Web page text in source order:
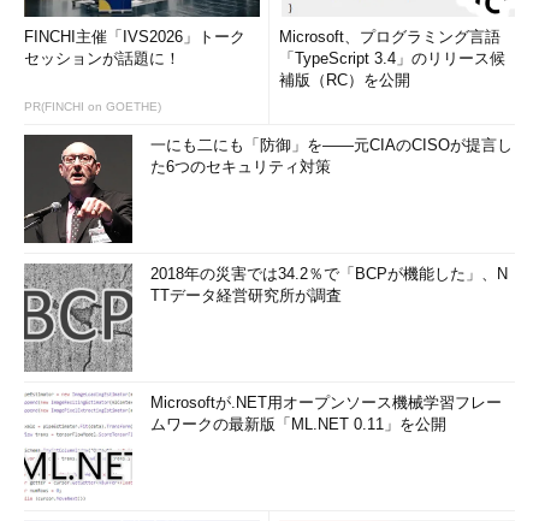
FINCHI主催「IVS2026」トーク
セッションが話題に！
PR(FINCHI on GOETHE)
Microsoft、プログラミング言語
「TypeScript 3.4」のリリース候
補版（RC）を公開
一にも二にも「防御」を――元CIAのCISOが提言し
た6つのセキュリティ対策
2018年の災害では34.2％で「BCPが機能した」、N
TTデータ経営研究所が調査
Microsoftが.NET用オープンソース機械学習フレー
ムワークの最新版「ML.NET 0.11」を公開